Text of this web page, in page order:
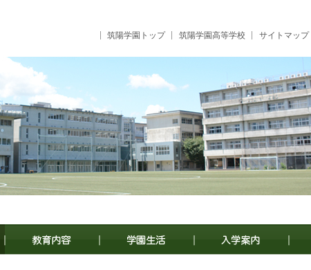
筑陽学園トップ 筑陽学園高等学校 サイトマップ